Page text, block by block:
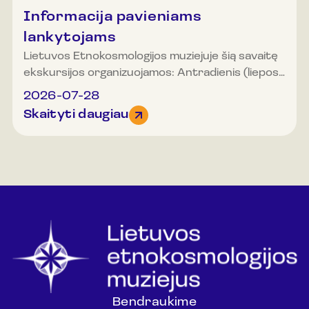
Informacija pavieniams
lankytojams
Lietuvos Etnokosmologijos muziejuje šią savaitę
ekskursijos organizuojamos: Antradienis (liepos
28 d.): 10.00, 11.30, 12.00, 13.00, 13.30, 14.00,
14.30 (EN. k), 15.00, 16.00, 17.00 ir 18.00 val.
Trečiadienis (liepos 29 d.): 10.00, 11.00, 12.00,
14.00, 14.30 (EN.k), 15.00, 16.00, 17.00 ir 18.00
Šeštadienis (rugpjūčio 1 d.): 11.30, 12.00, 13.30,
14.00, 14.30, 16.00 (EN.k), 16.30, 17.00 ir 18.00
val. Sekmadienis (rugpjūčio 2 d.): 11.00, 12.00,
12.30, 13.00, 13.30, 14.00, 14.30, 15.00 ir 16.00
gali registruotis ir kitu laiku.Dėmesio!
2026-07-28
Skaityti daugiau
Bendraukime